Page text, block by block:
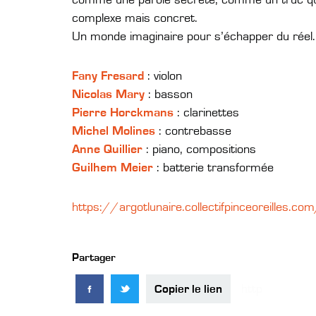
complexe mais concret.
Un monde imaginaire pour s’échapper du réel.
Fany Fresard : violon
Nicolas Mary : basson
Pierre Horckmans : clarinettes
Michel Molines : contrebasse
Anne Quillier : piano, compositions
Guilhem Meier : batterie transformée
https://
Partager
Copier le lien